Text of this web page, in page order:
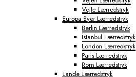
Vejle Lærredstryk
Europa Byer Lærredstryk
Berlin Lærredstryk
Istanbul Lærredstryk
London Lærredstryk
Paris Lærredstryk
Rom Lærredstryk
Lande Lærredstryk